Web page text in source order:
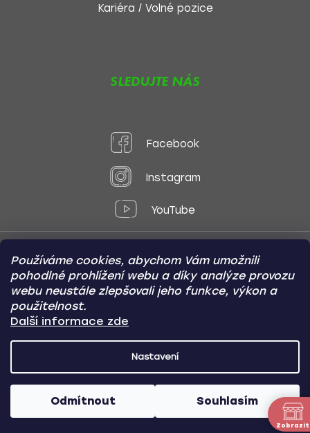
Používáme cookies, abychom Vám umožnili
pohodlné prohlížení webu a díky analýze provozu
webu neustále zlepšovali jeho funkce, výkon a
použitelnost.
Další informace zde
Nastavení
Odmítnout Souhlasím
Kariéra / Volné pozice
SLEDUJTE NÁS
Facebook
Instagram
YouTube
Způsoby platby:
Online
Převod
Dobírka
Copyright (c) 2012 -2026 CARVIN AUTODOPLŇKY- Všechna
Nakódoval Pavel Kuneš
Zobrazit